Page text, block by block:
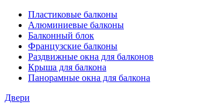
Пластиковые балконы
Алюминиевые балконы
Балконный блок
Французские балконы
Раздвижные окна для балконов
Крыша для балкона
Панорамные окна для балкона
Двери